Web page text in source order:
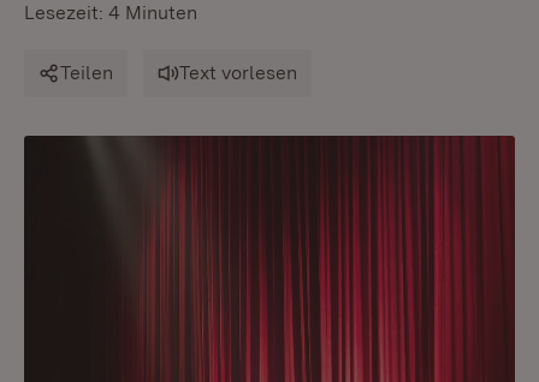
Lesezeit: 4 Minuten
Teilen Text vorlesen